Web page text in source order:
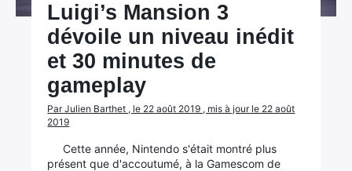
Luigi’s Mansion 3
dévoile un niveau inédit
et 30 minutes de
gameplay
Par Julien Barthet , le 22 août 2019 , mis à jour le 22 août
2019
Cette année, Nintendo s'était montré plus
présent que d'accoutumé, à la Gamescom de